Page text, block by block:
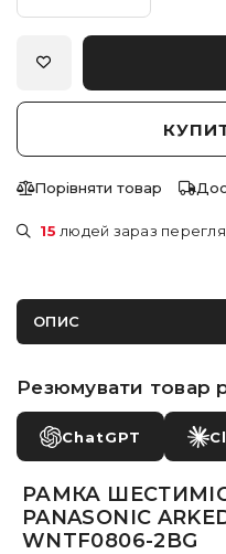
Порівняти товар
15 людей зараз
ОПИС
Резюмувати товар
ChatGPT
РАМКА
PANASONIC
WNTF0806-2BG